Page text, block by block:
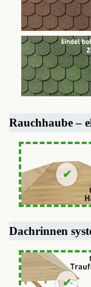
Rauchhaube –
Dachrinnen